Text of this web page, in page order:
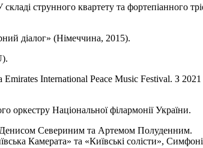
струнного квартету та фортепіанного
діалог» (Німеччина, 2015).
International Peace Music Festival. З
Національної філармонії України.
Севериним та Артемом Полуденним.
Камерата» та «Київські солісти»,